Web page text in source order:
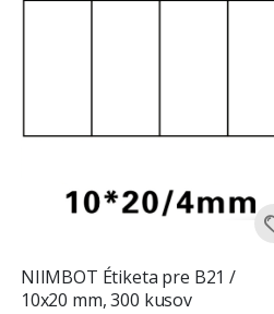
NIIMBOT Étiketa pre B21 /
10x20 mm, 300 kusov